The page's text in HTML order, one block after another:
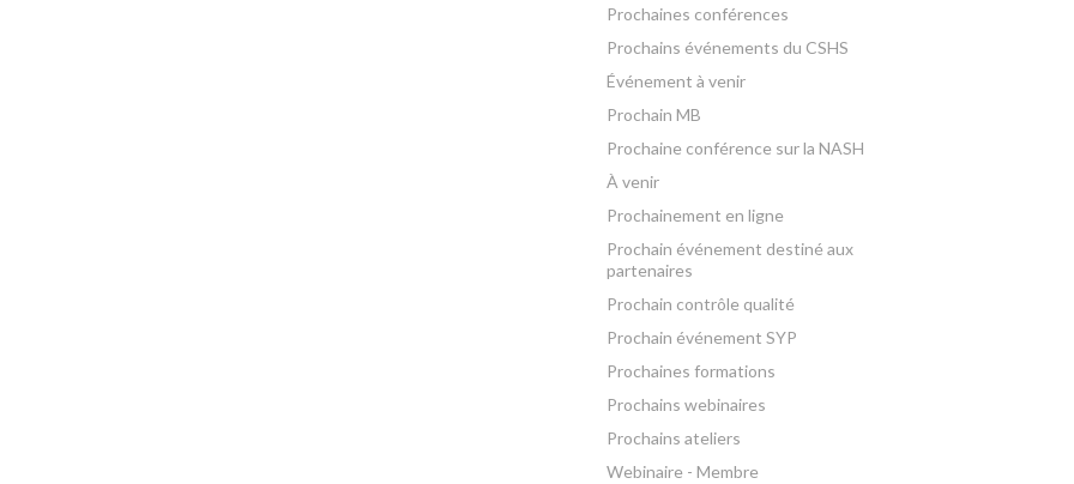
Prochaines conférences
Prochains événements du CSHS
Événement à venir
Prochain MB
Prochaine conférence sur la NASH
À venir
Prochainement en ligne
Prochain événement destiné aux
partenaires
Prochain contrôle qualité
Prochain événement SYP
Prochaines formations
Prochains webinaires
Prochains ateliers
Webinaire - Membre